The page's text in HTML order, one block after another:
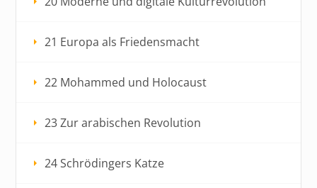
21 Europa als Friedensmacht
22 Mohammed und Holocaust
23 Zur arabischen Revolution
24 Schrödingers Katze